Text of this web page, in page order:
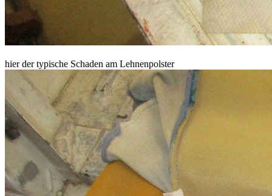
hier der typische Schaden am Lehnenpolster